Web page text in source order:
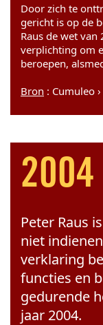
Door zich te
gericht is op de
Raus de wet
verplichting om
beroepen,
Bron : Cumuleo
2004
Peter Raus
niet
verklaring
functies en
gedurende
jaar 2004.